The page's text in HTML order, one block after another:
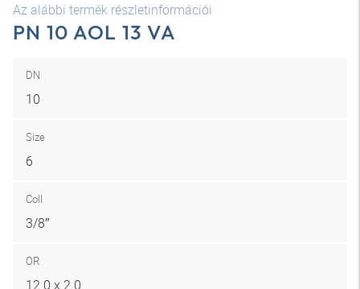
Az alábbi termék részletinformációi
PN 10 AOL 13 VA
DN
10
Size
6
Coll
3/8″
OR
12.0 x 2.0